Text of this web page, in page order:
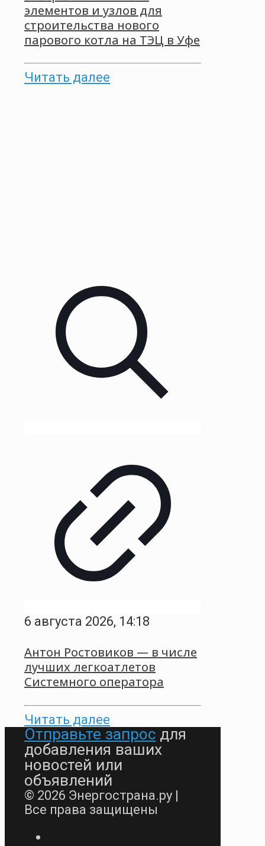
элементов и узлов для
строительства нового
парового котла на ТЭЦ в Уфе
Читать далее
6 августа 2026, 14:18
Антон Ростовиков — в числе
лучших легкоатлетов
Системного оператора
Читать далее
Отправьте запрос для
добавления ваших
новостей или
объявлений
© 2026 Энергострана.ру |
Все права защищены